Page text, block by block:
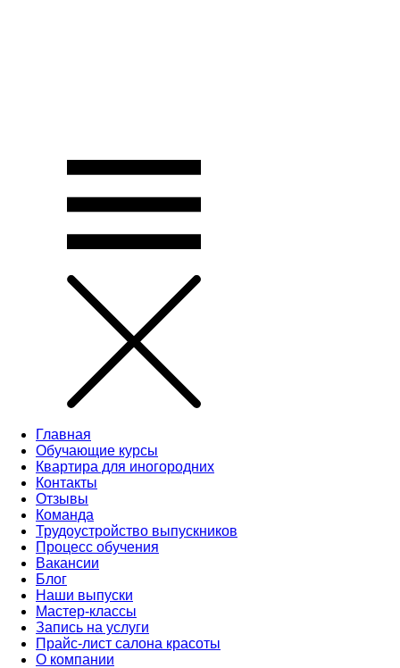
Главная
Обучающие курсы
Квартира для иногородних
Контакты
Отзывы
Команда
Трудоустройство выпускников
Процесс обучения
Вакансии
Блог
Наши выпуски
Мастер-классы
Запись на услуги
Прайс-лист салона красоты
О компании